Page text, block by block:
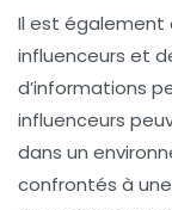
Il est également
influenceurs et
d’informations
influenceurs
dans un
confrontés à